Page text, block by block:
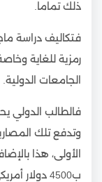
ذلك تماما.
فتكاليف دراسة
رمزية للغاية
الجامعات الدولية.
وتدفع تلك
الأولى، هذا
ب4500 دولار أمريكي فقط.